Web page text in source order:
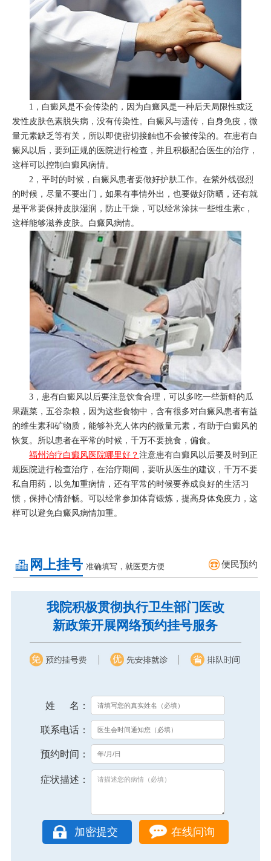
1，白癜风是不会传染的，因为白癜风是一种后天局限性或泛
发性皮肤色素脱失病，没有传染性。白癜风与遗传，自身免疫，微
量元素缺乏等有关，所以即使密切接触也不会被传染的。在患有白
癜风以后，要到正规的医院进行检查，并且积极配合医生的治疗，
这样可以控制白癜风病情。
2，平时的时候，白癜风患者要做好护肤工作。在紫外线强烈
的时候，尽量不要出门，如果有事情外出，也要做好防晒，还有就
是平常要保持皮肤湿润，防止干燥，可以经常涂抹一些维生素c，
这样能够滋养皮肤。白癜风病情。
3，患有白癜风以后要注意饮食合理，可以多吃一些新鲜的瓜
果蔬菜，五谷杂粮，因为这些食物中，含有很多对白癜风患者有益
的维生素和矿物质，能够补充人体内的微量元素，有助于白癜风的
恢复。所以患者在平常的时候，千万不要挑食，偏食。
福州治疗白癜风医院哪里好？ 注意患有白癜风以后要及时到正
规医院进行检查治疗，在治疗期间，要听从医生的建议，千万不要
私自用药，以免加重病情，还有平常的时候要养成良好的生活习
惯，保持心情舒畅。可以经常参加体育锻炼，提高身体免疫力，这
样可以避免白癜风病情加重。
网上挂号 准确填写，就医更方便 便民预约
我院积极贯彻执行卫生部门医改
新政策开展网络预约挂号服务
姓 名：
联系电话：
预约时间：
症状描述：
在线问询